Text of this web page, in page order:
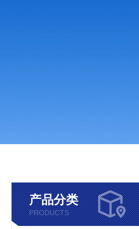
产品分类
PRODUCTS